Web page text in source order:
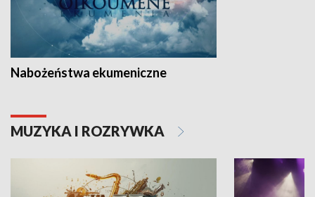
Nabożeństwa ekumeniczne
MUZYKA I ROZRYWKA